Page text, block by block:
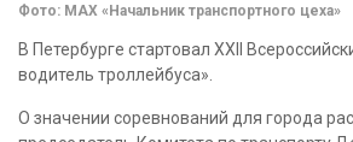
Фото: МАХ «Начальник транспортного цеха»
В Петербурге стартовал XXII
водитель троллейбуса».
О значении соревнований для города